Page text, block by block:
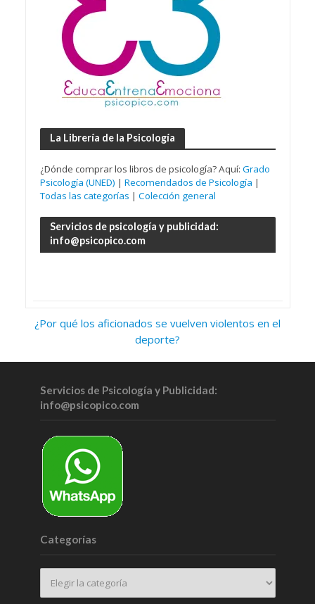
La Librería de la Psicología
¿Dónde comprar los libros de psicología? Aquí: Grado
Psicología (UNED) | Recomendados de Psicología |
Todas las categorías | Colección general
Servicios de psicología y publicidad:
info@psicopico.com
¿Por qué los aficionados se vuelven violentos en el
deporte?
Servicios de Psicología y Publicidad:
info@psicopico.com
Categorías